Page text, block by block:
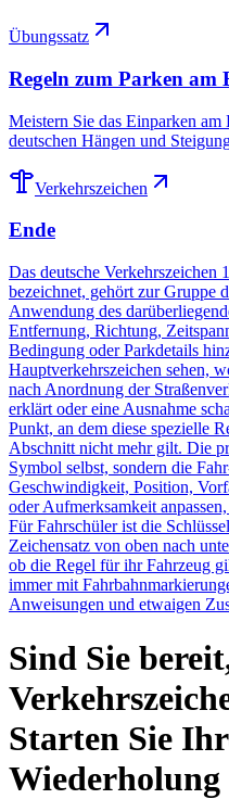
Übungssatz
Regeln zum Parken am
Meistern Sie das Einparken
deutschen Hängen und
Verkehrszeichen
Ende
Das deutsche Verkehrszeichen
bezeichnet, gehört zur Gruppe
Anwendung des
Entfernung, Richtung,
Bedingung oder Parkdetails
Hauptverkehrszeichen sehen,
nach Anordnung der
erklärt oder eine Ausnahme
Punkt, an dem diese spezielle
Abschnitt nicht mehr gilt. Die
Symbol selbst, sondern die
Geschwindigkeit, Position,
oder Aufmerksamkeit
Für Fahrschüler ist die
Zeichensatz von oben nach
ob die Regel für ihr Fahrzeug
immer mit
Anweisungen und etwaigen
Sind Sie
Starten Sie
Wiederholung